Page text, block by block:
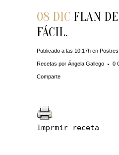
08 DIC FLAN
FÁCIL.
Publicado a las 10:17h en Postres
Recetas por Ángela Gallego 0
Comparte
Imprmir receta